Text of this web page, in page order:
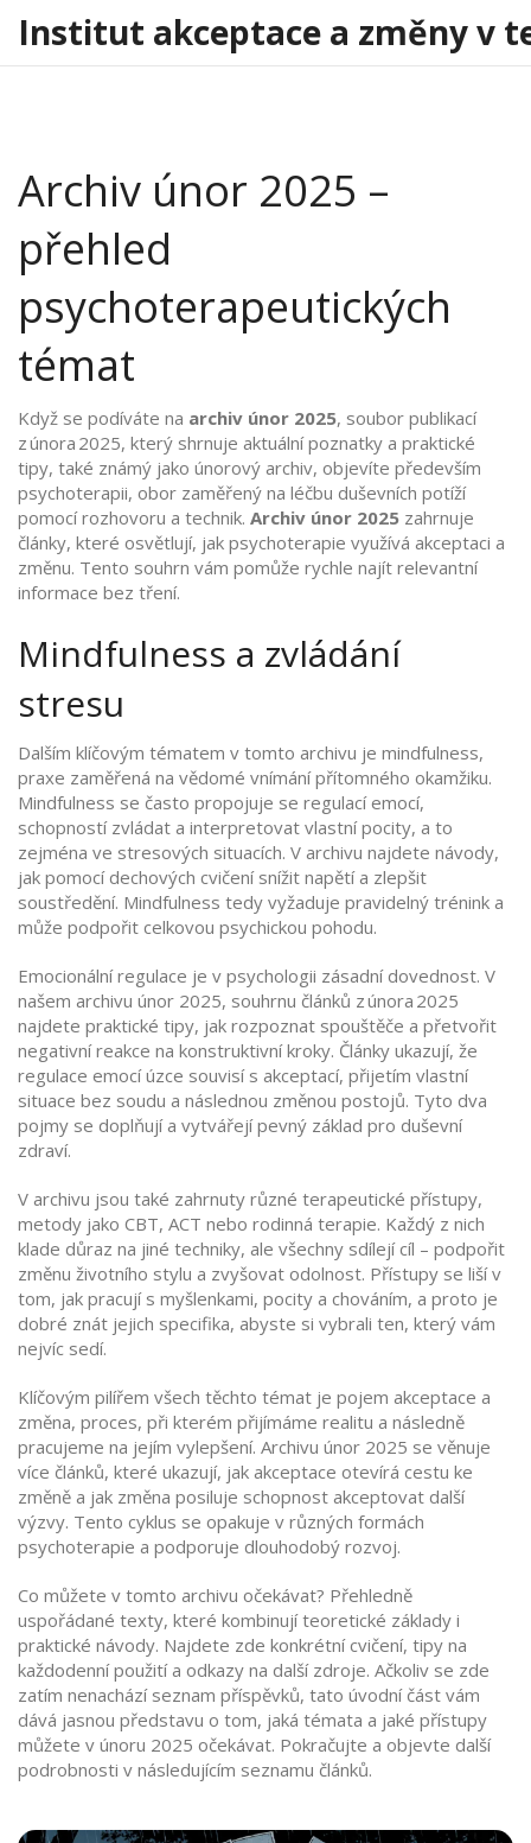
Institut akceptace a změny v
Archiv únor 2025 –
přehled
psychoterapeutických
témat
Když se podíváte na archiv únor 2025, soubor publikací
z února 2025, který shrnuje aktuální poznatky a praktické
tipy, také známý jako únorový archiv, objevíte především
psychoterapii, obor zaměřený na léčbu duševních potíží
pomocí rozhovoru a technik. Archiv únor 2025 zahrnuje
články, které osvětlují, jak psychoterapie využívá akceptaci a
změnu. Tento souhrn vám pomůže rychle najít relevantní
informace bez tření.
Mindfulness a zvládání
stresu
Dalším klíčovým tématem v tomto archivu je mindfulness,
praxe zaměřená na vědomé vnímání přítomného okamžiku.
Mindfulness se často propojuje se regulací emocí,
schopností zvládat a interpretovat vlastní pocity, a to
zejména ve stresových situacích. V archivu najdete návody,
jak pomocí dechových cvičení snížit napětí a zlepšit
soustředění. Mindfulness tedy vyžaduje pravidelný trénink a
může podpořit celkovou psychickou pohodu.
Emocionální regulace je v psychologii zásadní dovednost. V
našem archivu únor 2025, souhrnu článků z února 2025
najdete praktické tipy, jak rozpoznat spouštěče a přetvořit
negativní reakce na konstruktivní kroky. Články ukazují, že
regulace emocí úzce souvisí s akceptací, přijetím vlastní
situace bez soudu a následnou změnou postojů. Tyto dva
pojmy se doplňují a vytvářejí pevný základ pro duševní
zdraví.
V archivu jsou také zahrnuty různé terapeutické přístupy,
metody jako CBT, ACT nebo rodinná terapie. Každý z nich
klade důraz na jiné techniky, ale všechny sdílejí cíl – podpořit
změnu životního stylu a zvyšovat odolnost. Přístupy se liší v
tom, jak pracují s myšlenkami, pocity a chováním, a proto je
dobré znát jejich specifika, abyste si vybrali ten, který vám
nejvíc sedí.
Klíčovým pilířem všech těchto témat je pojem akceptace a
změna, proces, při kterém přijímáme realitu a následně
pracujeme na jejím vylepšení. Archivu únor 2025 se věnuje
více článků, které ukazují, jak akceptace otevírá cestu ke
změně a jak změna posiluje schopnost akceptovat další
výzvy. Tento cyklus se opakuje v různých formách
psychoterapie a podporuje dlouhodobý rozvoj.
Co můžete v tomto archivu očekávat? Přehledně
uspořádané texty, které kombinují teoretické základy i
praktické návody. Najdete zde konkrétní cvičení, tipy na
každodenní použití a odkazy na další zdroje. Ačkoliv se zde
zatím nenachází seznam příspěvků, tato úvodní část vám
dává jasnou představu o tom, jaká témata a jaké přístupy
můžete v únoru 2025 očekávat. Pokračujte a objevte další
podrobnosti v následujícím seznamu článků.